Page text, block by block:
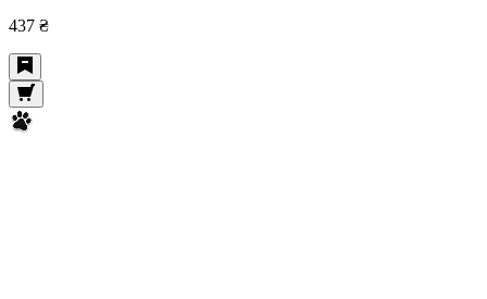
437 ₴